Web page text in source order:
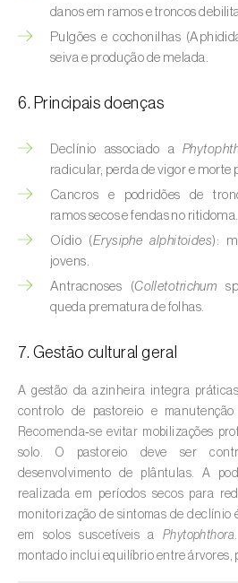
Cafeeiro ( Coffea spp.)
Cajueiro (Anacardium
Cana-de-açúcar (
Cânhamo / Canábis (
Carambola (Averrhoa
Carpino-europeu (
Carvalhos (
Castanheiro ( Castanea
Cenoura (Daucus carota)
Centeio (Secale cereale)
Cerejeira (Prunus avium L.)
Cevada (Hordeum vulgare)
danos em ramos e troncos
Pulgões e cochonilhas
seiva e produção de melada.
6. Principais doenças
Declínio associado a
radicular, perda de vigor e morte
Cancros e podridões de
ramos secos e fendas no ritidoma.
Oídio (Erysiphe alphitoides):
jovens.
Antracnoses (Colletotrichum
queda prematura de folhas.
7. Gestão cultural geral
A gestão da azinheira integra
controlo de pastoreio e
Recomenda‑se evitar mobilizações
solo. O pastoreio deve ser
desenvolvimento de plântulas. A
realizada em períodos secos para
monitorização de sintomas de declínio
em solos suscetíveis a Phytophthora
montado inclui equilíbrio entre árvores,